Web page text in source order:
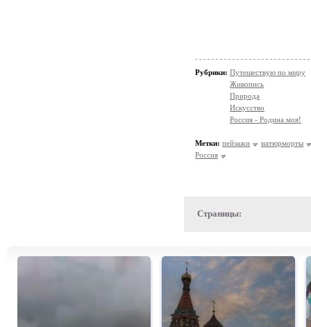
Рубрики: Путешествую по миру
Живопись
Природа
Искусство
Россия - Родина моя!
Метки: пейзажи
натюрморты
Россия
Страницы: